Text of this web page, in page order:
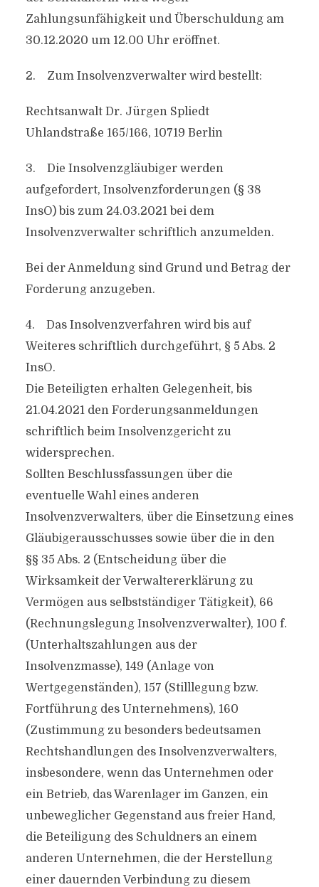
Zahlungsunfähigkeit und Überschuldung am
30.12.2020 um 12.00 Uhr eröffnet.
2. Zum Insolvenzverwalter wird bestellt:
Rechtsanwalt Dr. Jürgen Spliedt
Uhlandstraße 165/166, 10719 Berlin
3. Die Insolvenzgläubiger werden
aufgefordert, Insolvenzforderungen (§ 38
InsO) bis zum 24.03.2021 bei dem
Insolvenzverwalter schriftlich anzumelden.
Bei der Anmeldung sind Grund und Betrag der
Forderung anzugeben.
4. Das Insolvenzverfahren wird bis auf
Weiteres schriftlich durchgeführt, § 5 Abs. 2
InsO.
Die Beteiligten erhalten Gelegenheit, bis
21.04.2021 den Forderungsanmeldungen
schriftlich beim Insolvenzgericht zu
widersprechen.
Sollten Beschlussfassungen über die
eventuelle Wahl eines anderen
Insolvenzverwalters, über die Einsetzung eines
Gläubigerausschusses sowie über die in den
§§ 35 Abs. 2 (Entscheidung über die
Wirksamkeit der Verwaltererklärung zu
Vermögen aus selbstständiger Tätigkeit), 66
(Rechnungslegung Insolvenzverwalter), 100 f.
(Unterhaltszahlungen aus der
Insolvenzmasse), 149 (Anlage von
Wertgegenständen), 157 (Stilllegung bzw.
Fortführung des Unternehmens), 160
(Zustimmung zu besonders bedeutsamen
Rechtshandlungen des Insolvenzverwalters,
insbesondere, wenn das Unternehmen oder
ein Betrieb, das Warenlager im Ganzen, ein
unbeweglicher Gegenstand aus freier Hand,
die Beteiligung des Schuldners an einem
anderen Unternehmen, die der Herstellung
einer dauernden Verbindung zu diesem